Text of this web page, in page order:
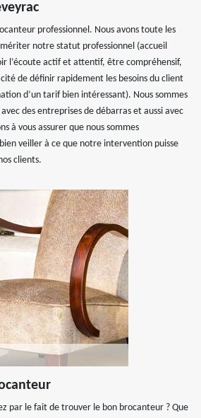
professionnel. Nous avons toute les
notre statut professionnel (accueil
l’écoute actif et attentif, être compréhensif,
de définir rapidement les besoins du client
d’un tarif bien intéressant). Nous sommes
des entreprises de débarras et aussi avec
à vous assurer que nous sommes
veiller à ce que notre intervention puisse
clients.
par le fait de trouver le bon brocanteur ? Que